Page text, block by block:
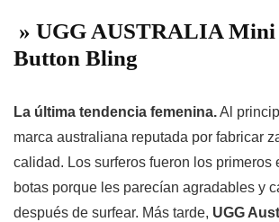
» UGG AUSTRALIA Mini
Button Bling
La última tendencia femenina.Al
marca australiana reputada por fabricar
calidad. Los surferos fueron los primeros
botas porque les parecían agradables y
después de surfear. Más tarde, UGG